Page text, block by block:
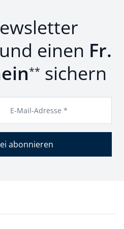
einen Fr.
** sichern
E-Mail-Adresse *
abonnieren